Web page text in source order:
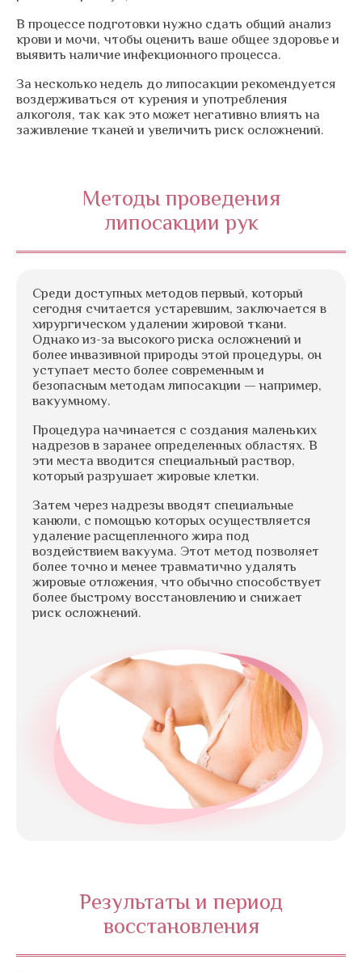
В процессе подготовки нужно сдать общий анализ
крови и мочи, чтобы оценить ваше общее здоровье и
выявить наличие инфекционного процесса.
За несколько недель до липосакции рекомендуется
воздерживаться от курения и употребления
алкоголя, так как это может негативно влиять на
заживление тканей и увеличить риск осложнений.
Методы проведения
липосакции рук
Среди доступных методов первый, который
сегодня считается устаревшим, заключается в
хирургическом удалении жировой ткани.
Однако из-за высокого риска осложнений и
более инвазивной природы этой процедуры, он
уступает место более современным и
безопасным методам липосакции — например,
вакуумному.
Процедура начинается с создания маленьких
надрезов в заранее определенных областях. В
эти места вводится специальный раствор,
который разрушает жировые клетки.
Затем через надрезы вводят специальные
канюли, с помощью которых осуществляется
удаление расщепленного жира под
воздействием вакуума. Этот метод позволяет
более точно и менее травматично удалять
жировые отложения, что обычно способствует
более быстрому восстановлению и снижает
риск осложнений.
Результаты и период
восстановления